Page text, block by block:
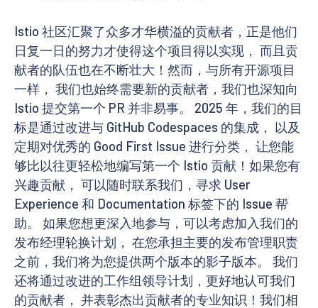
Istio 社区汇聚了众多才华横溢的贡献者，正是他们
日复一日的努力才使得这个项目得以实现， 而且贡
献者的队伍也在不断壮大！然而，与所有开源项目
一样， 我们也始终需要新的贡献者，我们也深知向
Istio 提交第一个 PR 并非易事。 2025 年，我们的目
标是通过改进与 GitHub Codespaces 的集成， 以及
定期对优秀的 Good First Issue 进行分类， 让您能
够比以往更轻松地编写第一个 Istio 贡献！如果您有
兴趣贡献， 可以随时联系我们，寻求 User
Experience 和 Documentation 标签下的 Issue 帮
助。 如果您想更深入地参与，可以考虑加入我们的
发布经理轮换计划， 在您承担主要的发布管理职责
之前，我们将为您提供两个版本的影子版本。 我们
还将通过改进的工作组领导计划，更好地认可我们
的贡献者， 并表彰杰出贡献者的专业知识！我们相